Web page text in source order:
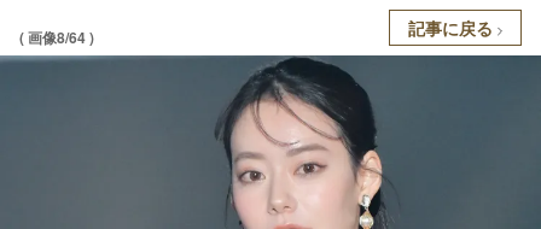
( 画像8/64 ) 記事に戻る